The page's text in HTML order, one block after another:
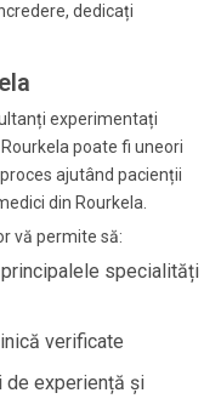
dedicați
experimentați
poate fi uneori
ajutând pacienții
din Rourkela.
vă permite să:
specialități
verificate
de experiență și